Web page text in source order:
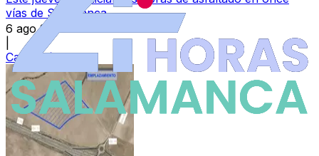
vías de Salamanca
6 ago 2026
Categoría:Local